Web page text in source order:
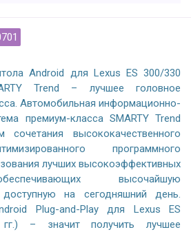
Android для Lexus ES 300/330
Trend – лучшее головное
Автомобильная информационно-
премиум-класса SMARTY Trend
сочетания высококачественного
программного
лучших высокоэффективных
высочайшую
доступную на сегодняшний день.
Plug-and-Play для Lexus ES
гг.) – значит получить лучшее